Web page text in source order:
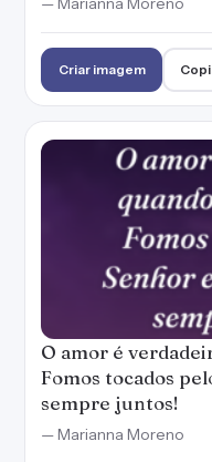
Criar imagem
O amor é
Fomos tocados
sempre juntos!
— Marianna Moreno